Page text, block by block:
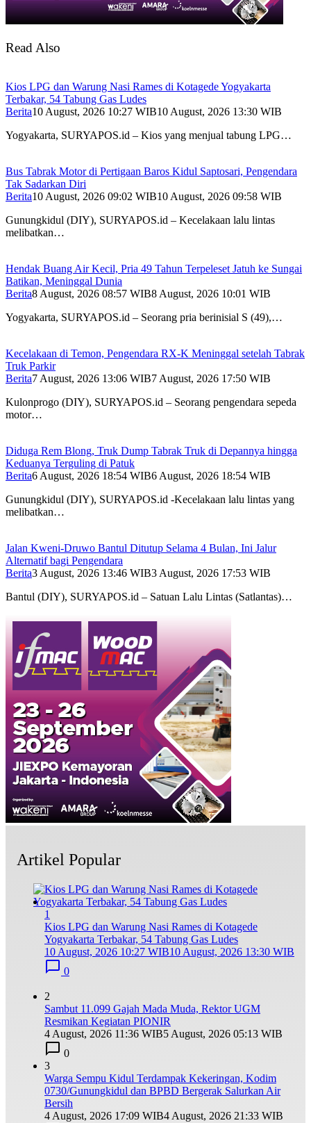
Read Also
Kios LPG dan Warung Nasi Rames di Kotagede Yogyakarta
Terbakar, 54 Tabung Gas Ludes
Berita10 August, 2026 10:27 WIB10 August, 2026 13:30 WIB
Yogyakarta, SURYAPOS.id – Kios yang menjual tabung LPG…
Bus Tabrak Motor di Pertigaan Baros Kidul Saptosari, Pengendara
Tak Sadarkan Diri
Berita10 August, 2026 09:02 WIB10 August, 2026 09:58 WIB
Gunungkidul (DIY), SURYAPOS.id – Kecelakaan lalu lintas
melibatkan…
Hendak Buang Air Kecil, Pria 49 Tahun Terpeleset Jatuh ke Sungai
Batikan, Meninggal Dunia
Berita8 August, 2026 08:57 WIB8 August, 2026 10:01 WIB
Yogyakarta, SURYAPOS.id – Seorang pria berinisial S (49),…
Kecelakaan di Temon, Pengendara RX-K Meninggal setelah Tabrak
Truk Parkir
Berita7 August, 2026 13:06 WIB7 August, 2026 17:50 WIB
Kulonprogo (DIY), SURYAPOS.id – Seorang pengendara sepeda
motor…
Diduga Rem Blong, Truk Dump Tabrak Truk di Depannya hingga
Keduanya Terguling di Patuk
Berita6 August, 2026 18:54 WIB6 August, 2026 18:54 WIB
Gunungkidul (DIY), SURYAPOS.id -Kecelakaan lalu lintas yang
melibatkan…
Jalan Kweni-Druwo Bantul Ditutup Selama 4 Bulan, Ini Jalur
Alternatif bagi Pengendara
Berita3 August, 2026 13:46 WIB3 August, 2026 17:53 WIB
Bantul (DIY), SURYAPOS.id – Satuan Lalu Lintas (Satlantas)…
Artikel Popular
1
Kios LPG dan Warung Nasi Rames di Kotagede
Yogyakarta Terbakar, 54 Tabung Gas Ludes
10 August, 2026 10:27 WIB10 August, 2026 13:30 WIB
0
2
Sambut 11.099 Gajah Mada Muda, Rektor UGM
Resmikan Kegiatan PIONIR
4 August, 2026 11:36 WIB5 August, 2026 05:13 WIB
0
3
Warga Sempu Kidul Terdampak Kekeringan, Kodim
0730/Gunungkidul dan BPBD Bergerak Salurkan Air
Bersih
4 August, 2026 17:09 WIB4 August, 2026 21:33 WIB